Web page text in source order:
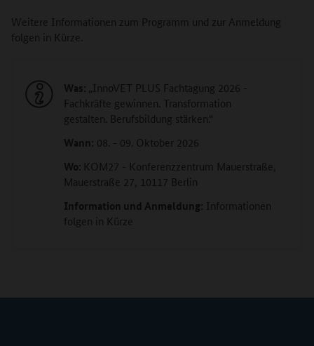
Weitere Informationen zum Programm und zur Anmeldung
folgen in Kürze.
Was: „InnoVET PLUS Fachtagung 2026 -
Fachkräfte gewinnen. Transformation
gestalten. Berufsbildung stärken.“
Wann: 08. - 09. Oktober 2026
Wo: KOM27 - Konferenzzentrum Mauerstraße,
Mauerstraße 27, 10117 Berlin
Information und Anmeldung: Informationen
folgen in Kürze